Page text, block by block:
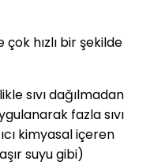
çok hızlı bir şekilde
sıvı dağılmadan
fazla sıvı
kimyasal içeren
suyu gibi)